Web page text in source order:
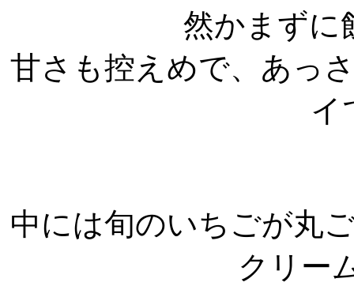
然かまずに
甘さも控えめで、あっ
イ
中には旬のいちごが丸
クリー